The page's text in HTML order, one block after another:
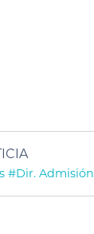
#Dir. Admisión